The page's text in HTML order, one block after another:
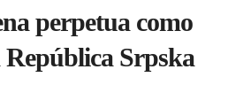
perpetua como
Srpska